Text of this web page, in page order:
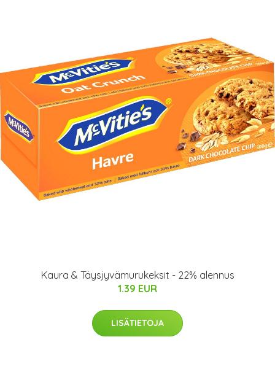
Kaura & Täysjyvämurukeksit - 22% alennus
1.39 EUR
LISÄTIETOJA